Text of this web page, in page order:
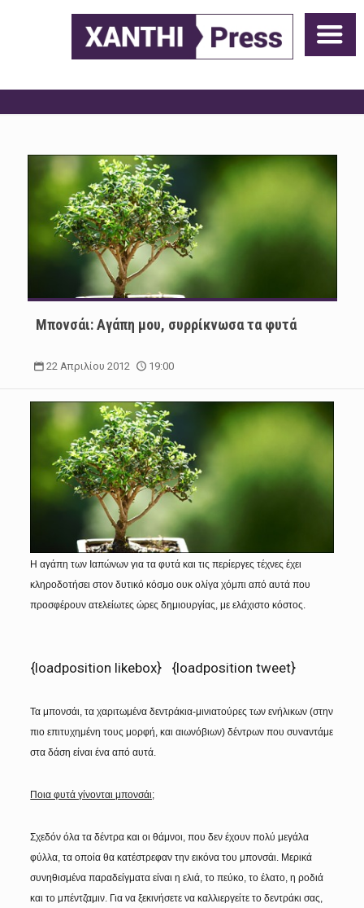
Μπονσάι: Αγάπη μου, συρρίκνωσα τα φυτά
22 Απριλίου 2012 19:00
Η αγάπη των Ιαπώνων για τα φυτά και τις περίεργες τέχνες έχει
κληροδοτήσει στον δυτικό κόσμο ουκ ολίγα χόμπι από αυτά που
προσφέρουν ατελείωτες ώρες δημιουργίας, με ελάχιστο κόστος.
{loadposition likebox} {loadposition tweet}
Τα μπονσάι, τα χαριτωμένα δεντράκια-μινιατούρες των ενήλικων (στην
πιο επιτυχημένη τους μορφή, και αιωνόβιων) δέντρων που συναντάμε
στα δάση είναι ένα από αυτά.
Ποια φυτά γίνονται μπονσάι;
Σχεδόν όλα τα δέντρα και οι θάμνοι, που δεν έχουν πολύ μεγάλα
φύλλα, τα οποία θα κατέστρεφαν την εικόνα του μπονσάι. Μερικά
συνηθισμένα παραδείγματα είναι η ελιά, το πεύκο, το έλατο, η ροδιά
και το μπέντζαμιν. Για να ξεκινήσετε να καλλιεργείτε το δεντράκι σας,